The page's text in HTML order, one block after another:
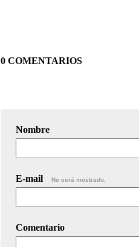
0 COMENTARIOS
Nombre
E-mail No será mostrado.
Comentario